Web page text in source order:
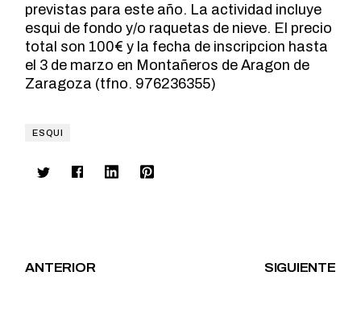
previstas para este año. La actividad incluye
esqui de fondo y/o raquetas de nieve. El precio
total son 100€ y la fecha de inscripcion hasta
el 3 de marzo en Montañeros de Aragon de
Zaragoza (tfno. 976236355)
ESQUI
ANTERIOR SIGUIENTE